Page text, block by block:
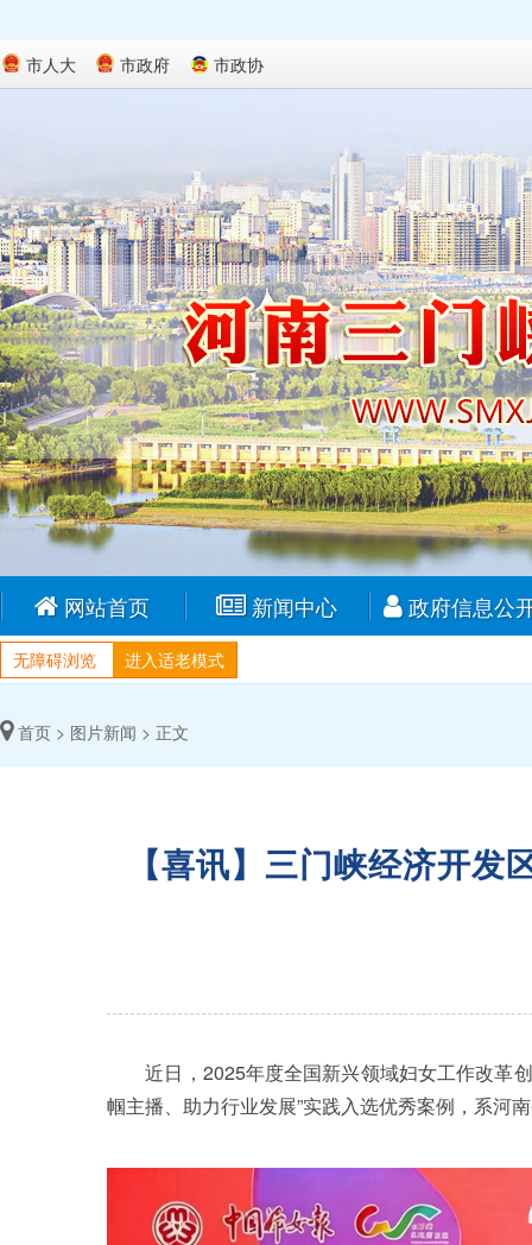
市人大 市政府 市政协
网站首页 新闻中心 政府信息公
无障碍浏览 进入适老模式
首页 > 图片新闻 > 正文
【喜讯】三门峡经济开
近日，2025年度全国新兴领域妇女工作改革创
帼主播、助力行业发展”实践入选优秀案例，系河